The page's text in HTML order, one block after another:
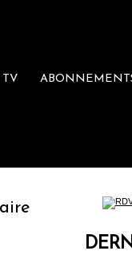
TV